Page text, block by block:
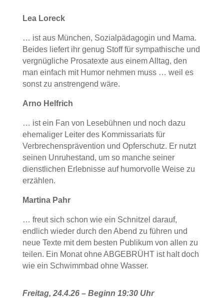
Lea Loreck
… ist aus München, Sozialpädagogin und Mama.
Beides liefert ihr genug Stoff für sympathische und
vergnügliche Prosatexte aus einem Alltag, den
man einfach mit Humor nehmen muss … weil es
sonst zu anstrengend wäre.
Arno Helfrich
… ist ein Fan von Lesebühnen und noch dazu
ehemaliger Leiter des Kommissariats für
Verbrechensprävention und Opferschutz. Er nutzt
seinen Unruhestand, um so manche seiner
dienstlichen Erlebnisse auf humorvolle Weise zu
erzählen.
Martina Pahr
… freut sich schon wie ein Schnitzel darauf,
endlich wieder durch den Abend zu führen und
neue Texte mit dem besten Publikum von allen zu
teilen. Ein Monat ohne ABGEBRÜHT ist halt doch
wie ein Schwimmbad ohne Wasser.
Freitag, 24.4.26 – Beginn 19:30 Uhr